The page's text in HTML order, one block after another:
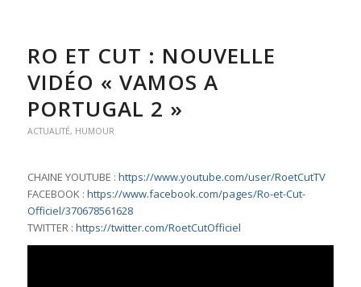
RO ET CUT : NOUVELLE
VIDÉO « VAMOS A
PORTUGAL 2 »
ACTUALITÉ, HUMOUR
CHAINE YOUTUBE : https://www.youtube.com/user/RoetCutTV
FACEBOOK : https://www.facebook.com/pages/Ro-et-Cut-
Officiel/370678561628
TWITTER : https://twitter.com/RoetCutOfficiel